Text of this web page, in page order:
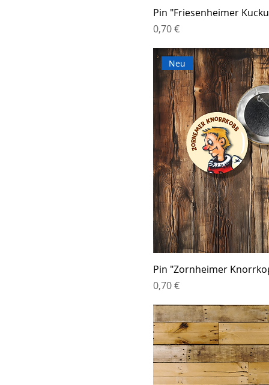
Pin "Friesenheimer
Preis
0,70 €
Neu
Pin "Zornheimer
Preis
0,70 €